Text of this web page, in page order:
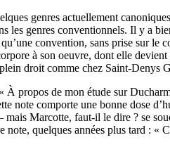
genres actuellement
les genres conventionnels. Il y a
convention, sans prise sur le
à son oeuvre, dont elle
droit comme chez Saint-Denys
propos de mon étude sur
note comporte une bonne dose
Marcotte, faut-il le dire ? se
quelques années plus tard :